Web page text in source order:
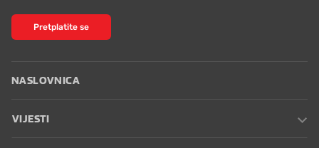
Pretplatite se
NASLOVNICA
VIJESTI